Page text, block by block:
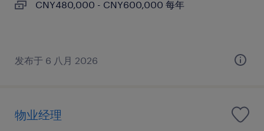
CNY480,000 - CNY600,000 每年
发布于 6 八月 2026
物业经理